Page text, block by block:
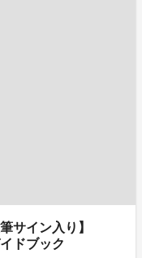
サイン入り】
ドブック